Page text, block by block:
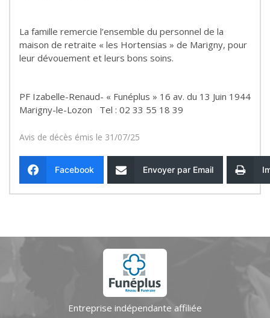
La famille remercie l’ensemble du personnel de la
maison de retraite « les Hortensias » de Marigny, pour
leur dévouement et leurs bons soins.
PF Izabelle-Renaud- « Funéplus » 16 av. du 13 Juin 1944
Marigny-le-Lozon Tel : 02 33 55 18 39
Avis de décès émis le 31/07/25
Facebook Envoyer par Email
Entreprise indépendante affiliée